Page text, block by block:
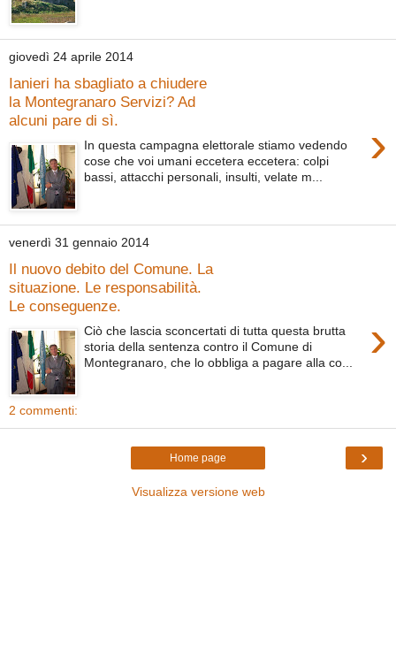
giovedì 24 aprile 2014
Ianieri ha sbagliato a chiudere
la Montegranaro Servizi? Ad
alcuni pare di sì.
›
In questa campagna elettorale stiamo vedendo
cose che voi umani eccetera eccetera: colpi
bassi, attacchi personali, insulti, velate m...
venerdì 31 gennaio 2014
Il nuovo debito del Comune. La
situazione. Le responsabilità.
Le conseguenze.
›
Ciò che lascia sconcertati di tutta questa brutta
storia della sentenza contro il Comune di
Montegranaro, che lo obbliga a pagare alla co...
2 commenti:
›
Home page
Visualizza versione web